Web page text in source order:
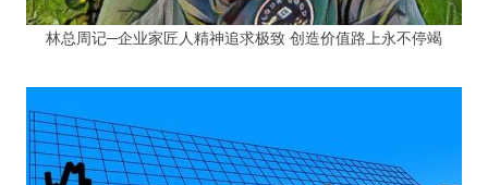
林总周记─企业家匠人精神追求极致 创造价值路上永不停竭